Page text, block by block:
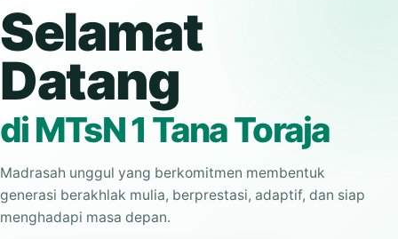
Selamat
Datang
di MTsN 1 Tana Toraja
Madrasah unggul yang berkomitmen membentuk
generasi berakhlak mulia, berprestasi, adaptif, dan siap
menghadapi masa depan.